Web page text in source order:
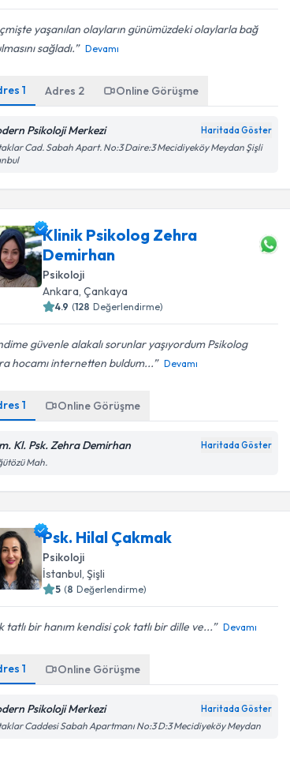
yaşanılan olayların günümüzdeki olaylarla bağ
sağladı.
Devamı
1 Adres 2 Online Görüşme
Psikoloji Merkezi Haritada Göster
Cad. Sabah Apart. No:3 Daire:3 Mecidiyeköy Meydan Şişli
Klinik Psikolog Zehra
Demirhan
Psikoloji
Ankara , Çankaya
4.9 (128 Değerlendirme)
güvenle alakalı sorunlar yaşıyordum Psikolog
hocamı internetten buldum...
Devamı
1 Online Görüşme
Kl. Psk. Zehra Demirhan Haritada Göster
Mah.
Psk. Hilal Çakmak
Psikoloji
İstanbul , Şişli
5 (8 Değerlendirme)
tatlı bir hanım kendisi çok tatlı bir dille ve... Devamı
1 Online Görüşme
Psikoloji Merkezi Haritada Göster
Caddesi Sabah Apartmanı No:3 D:3 Mecidiyeköy Meydan